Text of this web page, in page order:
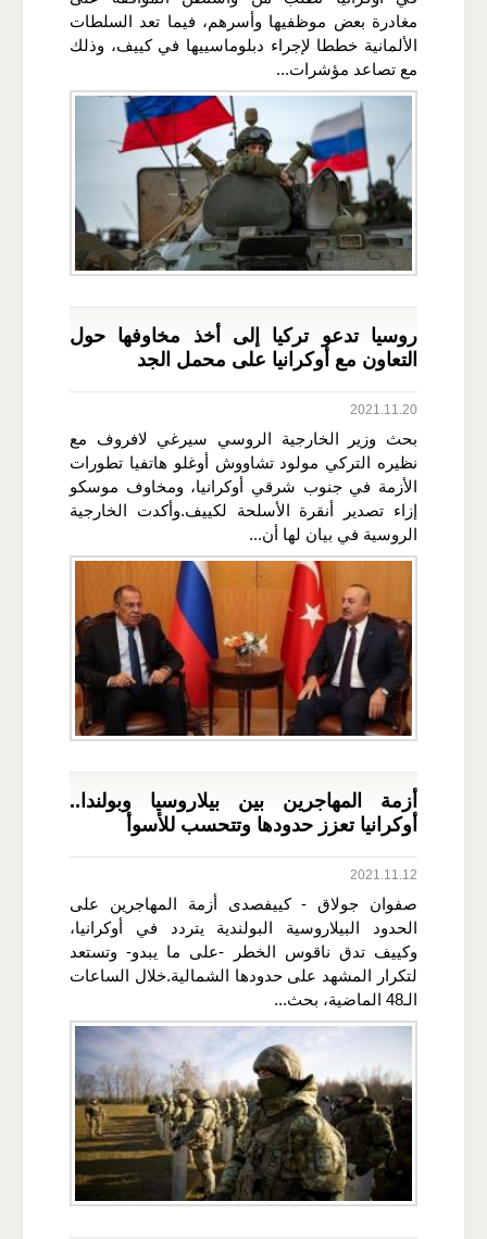
مغادرة بعض موظفيها وأسرهم، فيما تعد السلطات
الألمانية خططا لإجراء دبلوماسييها في كييف، وذلك
مع تصاعد مؤشرات...
روسيا تدعو تركيا إلى أخذ مخاوفها حول
التعاون مع أوكرانيا على محمل الجد
2021.11.20
بحث وزير الخارجية الروسي سيرغي لافروف مع
نظيره التركي مولود تشاووش أوغلو هاتفيا تطورات
الأزمة في جنوب شرقي أوكرانيا، ومخاوف موسكو
إزاء تصدير أنقرة الأسلحة لكييف.وأكدت الخارجية
الروسية في بيان لها أن...
أزمة المهاجرين بين بيلاروسيا وبولندا..
أوكرانيا تعزز حدودها وتتحسب للأسوأ
2021.11.12
صفوان جولاق - كييفصدى أزمة المهاجرين على
الحدود البيلاروسية البولندية يتردد في أوكرانيا،
وكييف تدق ناقوس الخطر -على ما يبدو- وتستعد
لتكرار المشهد على حدودها الشمالية.خلال الساعات
الـ48 الماضية، بحث...